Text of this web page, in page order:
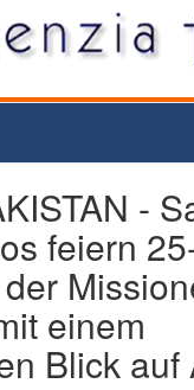
-
feiern
einem
Blick auf